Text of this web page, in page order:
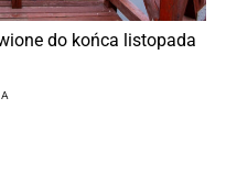
do końca listopada